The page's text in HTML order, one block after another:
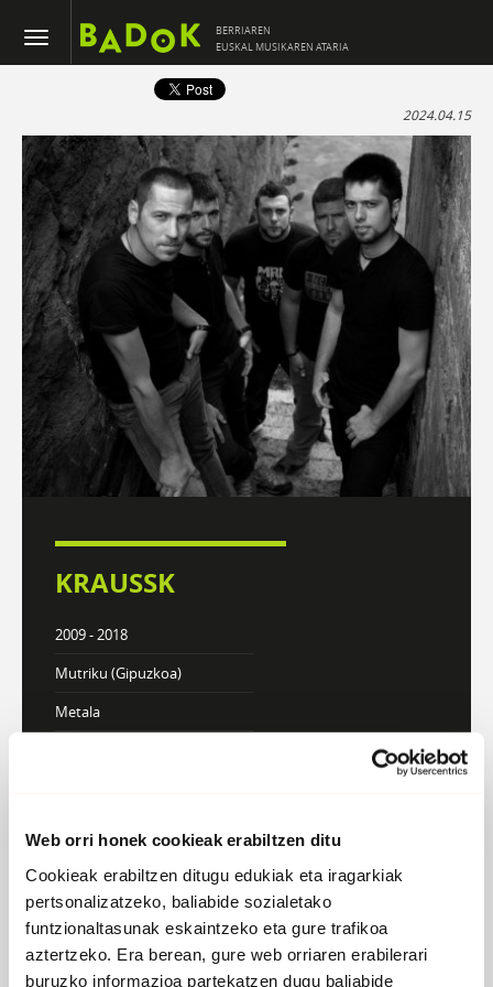
Web orri honek cookieak erabiltzen ditu
Cookieak erabiltzen ditugu edukiak eta iragarkiak
pertsonalizatzeko, baliabide sozialetako
funtzionaltasunak eskaintzeko eta gure trafikoa
aztertzeko. Era berean, gure web orriaren erabilerari
buruzko informazioa partekatzen dugu baliabide
BERRIAREN
EUSKAL MUSIKAREN ATARIA
2024.04.15
KRAUSSK
2009 - 2018
Mutriku (Gipuzkoa)
Metala